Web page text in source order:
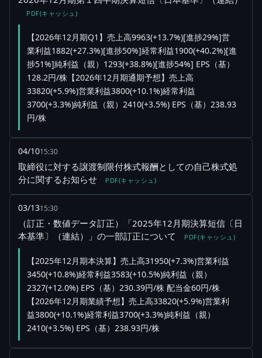
PDF(キャッシュ)
【2026年12月期Q1】売上高9963(+13.7%)[進捗29%]営
業利益1882(+27.3%)[進捗50%]経常利益1900(+40.2%)[進
捗51%]純利益（親）1293(+38.8%)[進捗54%] EPS（基）
128.2円/株【2026年12月期通期予想】売上高
33820(+5.9%)営業利益3800(+10.1%)経常利益
3700(+3.3%)純利益（親）2410(+3.5%) EPS（基）238.93
円/株
04/1015:30
取締役に対する譲渡制限付株式報酬としての自己株式処
分に関するお知らせ
PDF(キャッシュ)
03/1315:30
（訂正・数値データ訂正）「2025年12月期決算短信〔日
本基準〕（連結）」の一部訂正について
PDF(キャッシュ)
【2025年12月期本決算】売上高31950(+7.3%)営業利益
3450(+10.8%)経常利益3583(+10.5%)純利益（親）
2327(+12.0%) EPS（基）230.39円/株 配当金60円/株
【2026年12月期業績予想】売上高33820(+5.9%)営業利
益3800(+10.1%)経常利益3700(+3.3%)純利益（親）
2410(+3.5%) EPS（基）238.93円/株